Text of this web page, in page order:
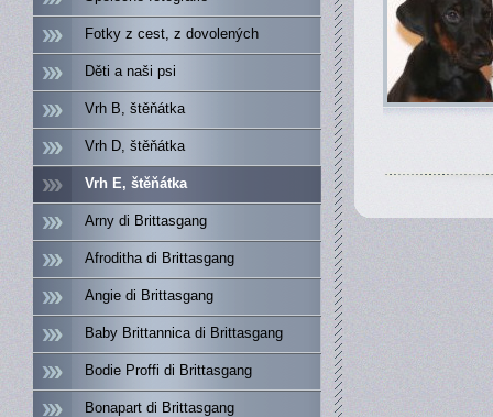
Fotky z cest, z dovolených
Děti a naši psi
Vrh B, štěňátka
Vrh D, štěňátka
Vrh E, štěňátka
Arny di Brittasgang
Afroditha di Brittasgang
Angie di Brittasgang
Baby Brittannica di Brittasgang
Bodie Proffi di Brittasgang
Bonapart di Brittasgang